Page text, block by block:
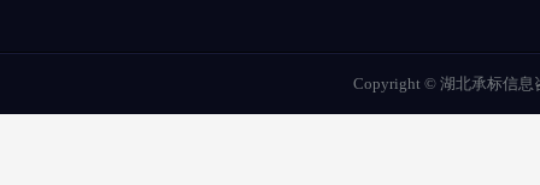
Copyright © 湖北承标信息